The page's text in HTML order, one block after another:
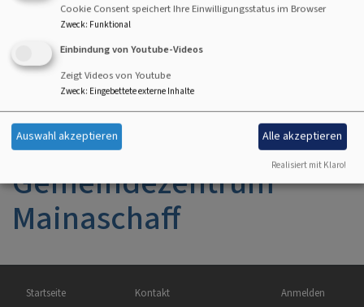
Startseite Gemeindezentrum Mainaschaff
Gemeindezentrum
Mainaschaff
Hauptnavigation
Startseite
Fußbereichsmenü
Kontakt
Benutzermenü
Anmelden
Cookie Consent speichert Ihre Einwilligungsstatus im Browser
Zweck: Funktional
Einbindung von Youtube-Videos
Zeigt Videos von Youtube
Zweck: Eingebettete externe Inhalte
Auswahl akzeptieren Alle akzeptieren
Realisiert mit Klaro!